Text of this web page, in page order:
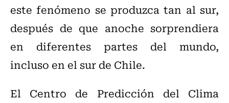
este fenómeno se produzca tan al sur,
después de que anoche sorprendiera
en diferentes partes del mundo,
incluso en el sur de Chile.
El Centro de Predicción del Clima